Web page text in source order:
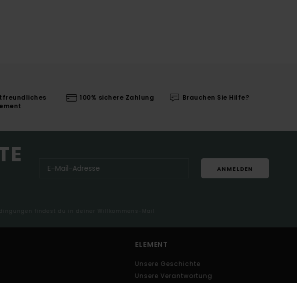
100% sichere Zahlung Brauchen Sie Hilfe?
ANMELDEN
findest du in deiner Willkommens-Mail
ELEMENT
Unsere Geschichte
Unsere Verantwortung